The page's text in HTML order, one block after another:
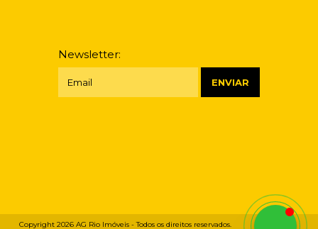
Newsletter:
Copyright 2026 AG Rio Imóveis - Todos os direitos reservados.